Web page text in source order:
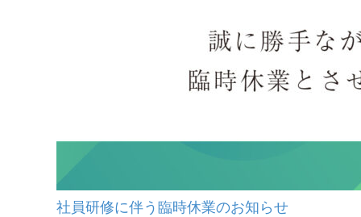
社員研修に伴う臨時休業のお知らせ